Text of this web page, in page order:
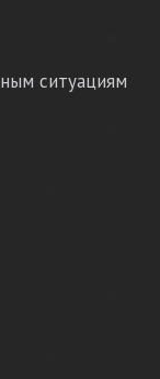
ситуациям